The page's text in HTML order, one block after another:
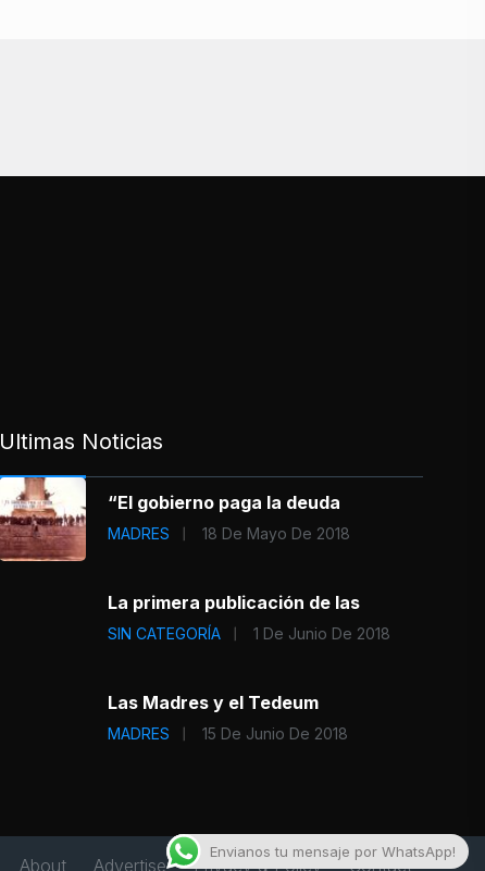
Ultimas Noticias
“El gobierno paga la deuda
MADRES 18 De Mayo De 2018
La primera publicación de las
SIN CATEGORÍA 1 De Junio De 2018
Las Madres y el Tedeum
MADRES 15 De Junio De 2018
About Advertise Privacy & Policy Contact
Envianos tu mensaje por WhatsApp!